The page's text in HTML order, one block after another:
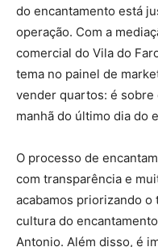
do encantamento está
operação. Com a
comercial do Vila do
tema no painel de
vender quartos: é sobre
manhã do último dia do
O processo de
com transparência e
acabamos priorizando
cultura do
Antonio. Além disso, é